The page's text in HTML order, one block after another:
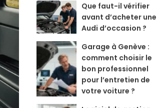
Que faut-il vérifier
avant d’acheter une
Audi d’occasion ?
Garage à Genève :
comment choisir le
bon professionnel
pour l’entretien de
votre voiture ?